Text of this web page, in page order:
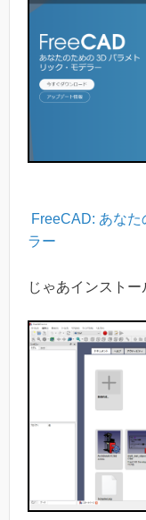
FreeCAD: あな
ラー
じゃあインストー